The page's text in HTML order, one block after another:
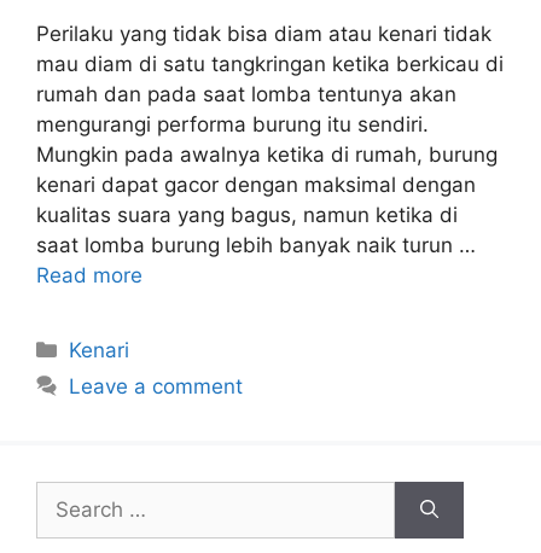
Perilaku yang tidak bisa diam atau kenari tidak
mau diam di satu tangkringan ketika berkicau di
rumah dan pada saat lomba tentunya akan
mengurangi performa burung itu sendiri.
Mungkin pada awalnya ketika di rumah, burung
kenari dapat gacor dengan maksimal dengan
kualitas suara yang bagus, namun ketika di
saat lomba burung lebih banyak naik turun …
Read more
Categories
Kenari
Leave a comment
for: